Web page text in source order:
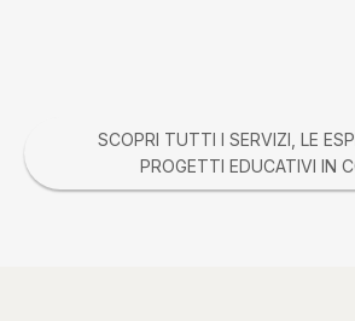
SCOPRI TUTTI I SERVIZI, LE
PROGETTI EDUCATIVI IN